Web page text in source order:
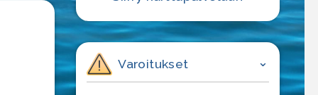
Varoitukset